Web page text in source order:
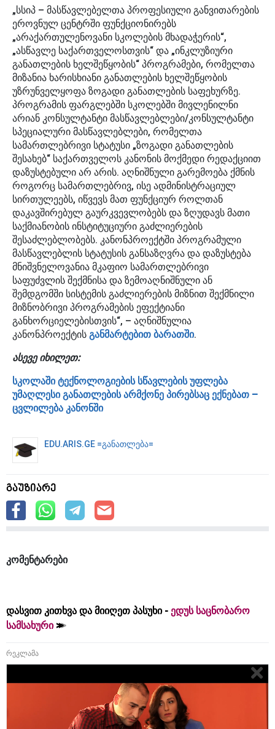
„სსიპ – მასწავლებელთა პროფესიული განვითარების
ეროვნულ ცენტრში ფუნქციონირებს
„არაქართულენოვანი სკოლების მხადაჭერის“,
„ასწავლე საქართველოსთვის“ და „ინკლუზიური
განათლების ხელშეწყობის“ პროგრამები, რომელთა
მიზანია ხარისხიანი განათლების ხელშეწყობის
უზრუნველყოფა ზოგადი განათლების საფეხურზე.
პროგრამის ფარგლებში სკოლებში მივლენილნი
არიან კონსულტანტი მასწავლებლები/კონსულტანტი
სპეციალური მასწავლებლები, რომელთა
სამართლებრივი სტატუსი „ზოგადი განათლების
შესახებ“ საქართველოს კანონის მოქმედი რედაქციით
დაზუსტებული არ არის. აღნიშნული გარემოება ქმნის
როგორც სამართლებრივ, ისე ადმინისტრაციულ
სირთულეებს, იწვევს მათ ფუნქციურ როლთან
დაკავშირებულ გაურკვევლობებს და ზღუდავს მათი
საქმიანობის ინსტიტუციური გაძლიერების
შესაძლებლობებს. კანონპროექტში პროგრამული
მასწავლებლის სტატუსის განსაზღვრა და დაზუსტება
მნიშვნელოვანია მკაფიო სამართლებრივი
საფუძვლის შექმნისა და ზემოაღნიშნული ან
შემდგომში სისტემის გაძლიერების მიზნით შექმნილი
მიზნობრივი პროგრამების ეფექტიანი
განხორციელებისთვის“, – აღნიშნულია
კანონპროექტის განმარტებით ბარათში.
ასევე იხილეთ:
სკოლაში ტექნოლოგიების სწავლების უფლება
უმაღლესი განათლების არმქონე პირებსაც ექნებათ –
ცვლილება კანონში
EDU.ARIS.GE =განათლება=
გაუზიარე
კომენტარები
დასვით კითხვა და მიიღეთ პასუხი - ედუს საცნობარო
სამსახური
რეკლამა